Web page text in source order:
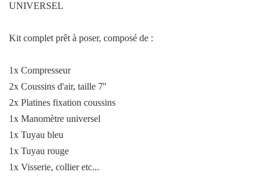
UNIVERSEL
Kit complet prêt à poser, composé de :
1x Compresseur
2x Coussins d'air, taille 7''
2x Platines fixation coussins
1x Manomètre universel
1x Tuyau bleu
1x Tuyau rouge
1x Visserie, collier etc...